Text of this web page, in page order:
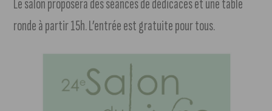
Le salon proposera des séances de dédicaces et une table
ronde à partir 15h. L’entrée est gratuite pour tous.